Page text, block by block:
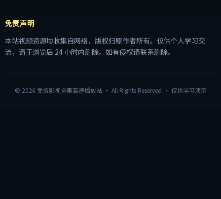
免责声明
本站视频资源均收集自网络，版权归原作者所有。仅供个人学习交
流，请于浏览后 24 小时内删除。如有侵权请联系删除。
© 2026 免费影视全集高速播放站· All Rights Reserved · 仅供学习演示